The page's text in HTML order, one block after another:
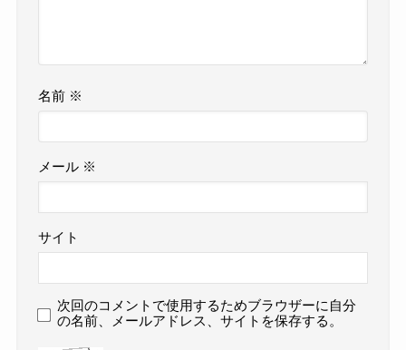
名前 ※
メール ※
サイト
次回のコメントで使用するためブラウザーに自分
の名前、メールアドレス、サイトを保存する。